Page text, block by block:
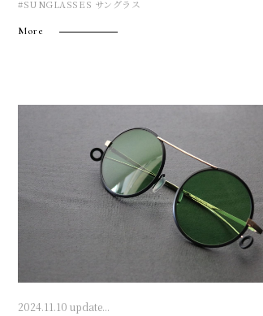
#SUNGLASSES サングラス
More
2024.11.10 update...